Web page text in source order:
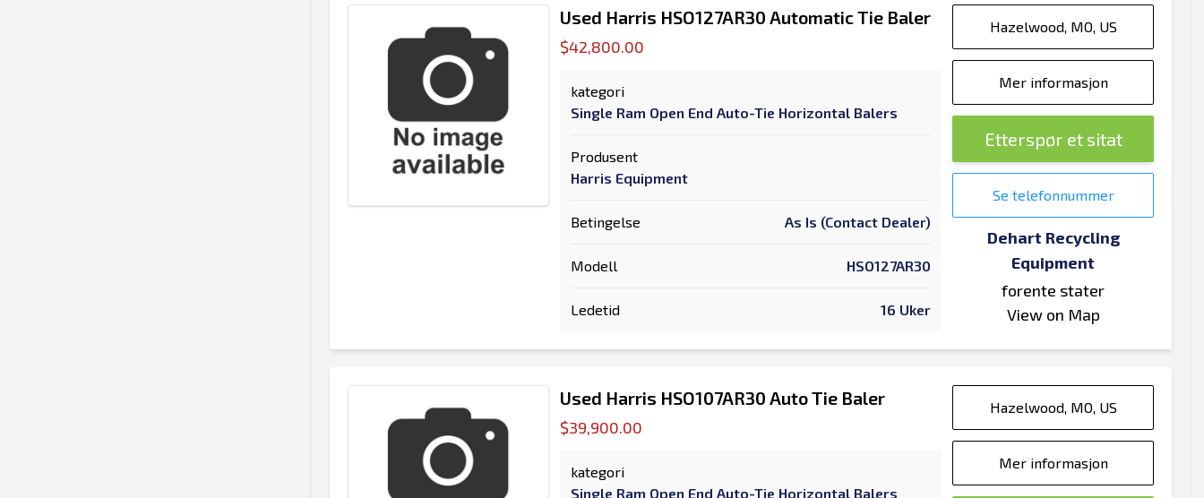
Used Harris HSO127AR30 Automatic Tie Baler
$42,800.00
kategori
Single Ram Open End Auto-Tie Horizontal Balers
Produsent
Harris Equipment
Betingelse As Is (Contact Dealer)
Modell HSO127AR30
Ledetid 16 Uker
Hazelwood, MO, US
Mer informasjon
Etterspør et sitat
Se telefonnummer
Dehart Recycling
Equipment
forente stater
View on Map
Used Harris HSO107AR30 Auto Tie Baler
$39,900.00
kategori
Single Ram Open End Auto-Tie Horizontal Balers
Hazelwood, MO, US
Mer informasjon